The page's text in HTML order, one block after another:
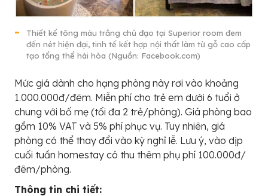
Thiết kế tông màu trắng chủ đạo tại Superior room đem
đến nét hiện đại, tinh tế kết hợp nội thất làm từ gỗ cao cấp
tạo tổng thể hài hòa (Nguồn: Facebook.com)
Mức giá dành cho hạng phòng này rơi vào khoảng
1.000.000đ/đêm. Miễn phí cho trẻ em dưới 6 tuổi ở
chung với bố mẹ (tối đa 2 trẻ/phòng). Giá phòng bao
gồm 10% VAT và 5% phí phục vụ. Tuy nhiên, giá
phòng có thể thay đổi vào kỳ nghỉ lễ. Lưu ý, vào dịp
cuối tuần homestay có thu thêm phụ phí 100.000đ/
đêm/phòng.
Thông tin chi tiết: